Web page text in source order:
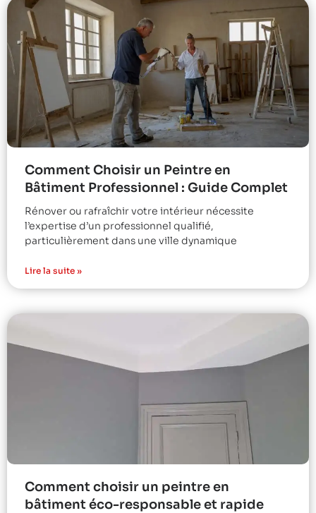
Comment Choisir un Peintre en
Bâtiment Professionnel : Guide Complet
Rénover ou rafraîchir votre intérieur nécessite
l’expertise d’un professionnel qualifié,
particulièrement dans une ville dynamique
Lire la suite »
Comment choisir un peintre en
bâtiment éco-responsable et rapide